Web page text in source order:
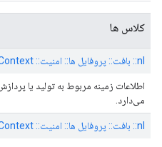
کلاس ها
nl:: بافت:: پروفایل ها:: امنیت:: CASE:: BeginSessionContext
اطلاعات زمینه مربوط به تولید یا
می‌دارد.
nl:: بافت:: پروفایل ها:: امنیت:: CASE:: BeginSessionRequestContext